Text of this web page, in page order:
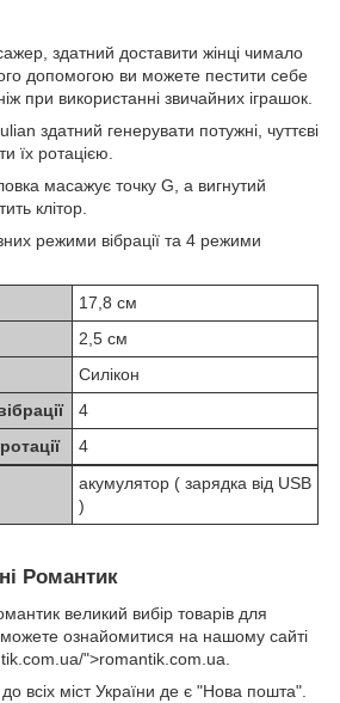
здатний доставити жінці чимало
допомогою ви можете пестити себе
при використанні звичайних іграшок.
здатний генерувати потужні, чуттєві
їх ротацією.
масажує точку G, а вигнутий
клітор.
режими вібрації та 4 режими
17,8 см
2,5 см
Силікон
4
4
акумулятор ( зарядка від USB
)
Романтик
великий вибір товарів для
ознайомитися на нашому сайті
">romantik.com.ua.
всіх міст України де є "Нова пошта".